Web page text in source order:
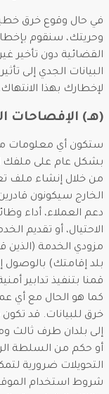
في حال وقوع خرق
وحريتك، سنقوم
القضائية دون تأخير
البيانات الجدي إلى
لإخطارك بهذا الانتهاك.
(هـ) الإفصاحات
ستكون أي معلومات
بشكل عام على
من خلال إنشاء ملف
الخارج سيكونون
دعم العملاء، أداء
الاحتيال، أو تقديم
مزودي الخدمة (الذين
بلد إقامتك)
قمنا بتنفيذ تدابير
كما هو الحال مع أي
خرق للبيانات. قد
إلى بلدان طرف ثالث
أو حكم من السلطة
التحويلات ضرورية
شروط استخدام